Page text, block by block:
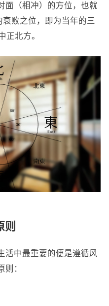
面（相冲）的方位，也就
衰败之位，即为当年的三
正北方。
则
活中最重要的便是遵循风
：